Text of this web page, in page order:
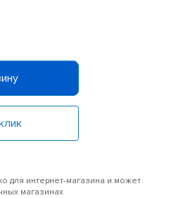
для интернет-магазина и может
магазинах